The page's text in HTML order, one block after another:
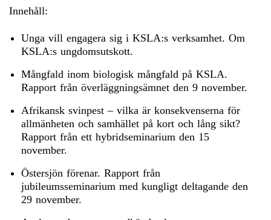
Innehåll:
Unga vill engagera sig i KSLA:s verksamhet. Om
KSLA:s ungdomsutskott.
Mångfald inom biologisk mångfald på KSLA.
Rapport från överläggningsämnet den 9 november.
Afrikansk svinpest – vilka är konsekvenserna för
allmänheten och samhället på kort och lång sikt?
Rapport från ett hybridseminarium den 15
november.
Östersjön förenar. Rapport från
jubileumsseminarium med kungligt deltagande den
29 november.